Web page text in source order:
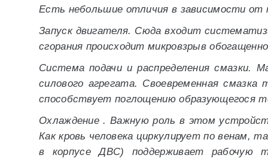
Есть небольшие отличия в зависимости от
Запуск двигателя. Сюда входит
сгорания происходит микровзрыв
Система подачи и распределения смазки.
силового агрегата. Своевременная
способствует поглощению образующегося
Охлаждение . Важную роль в этом
Как кровь человека циркулирует по венам,
в корпусе ДВС) поддерживает рабочую